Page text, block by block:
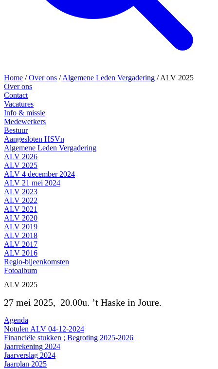
Home /Over ons /Algemene Leden Vergadering /ALV 2025
Over ons
Contact
Vacatures
Info & missie
Medewerkers
Bestuur
Aangesloten HSVn
Algemene Leden Vergadering
ALV 2026
ALV 2025
ALV 4 december 2024
ALV 21 mei 2024
ALV 2023
ALV 2022
ALV 2021
ALV 2020
ALV 2019
ALV 2018
ALV 2017
ALV 2016
Regio-bijeenkomsten
Fotoalbum
ALV 2025
27 mei 2025, 20.00u. ’t Haske in Joure.
Agenda
Notulen ALV 04-12-2024
Financiële stukken ; Begroting 2025-2026
Jaarrekening 2024
Jaarverslag 2024
Jaarplan 2025